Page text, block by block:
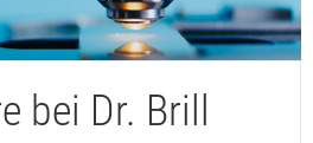
bei Dr. Brill